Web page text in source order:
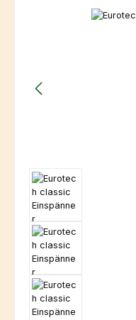
Bildergalerie